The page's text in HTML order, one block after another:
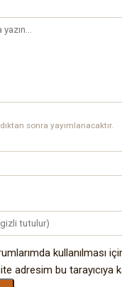
sonra yayımlanacaktır.
kullanılması
adresim bu tarayıcıya